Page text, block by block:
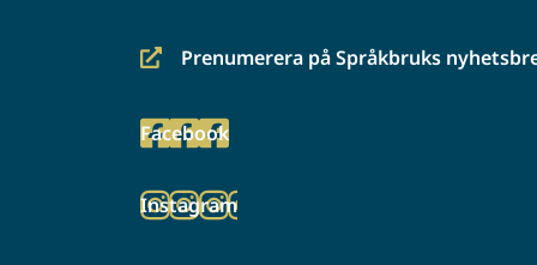
Prenumerera på Språkbruks
(siirryt
palveluun)
Facebook
(siirryt
palveluun)
Instagram
(siirryt